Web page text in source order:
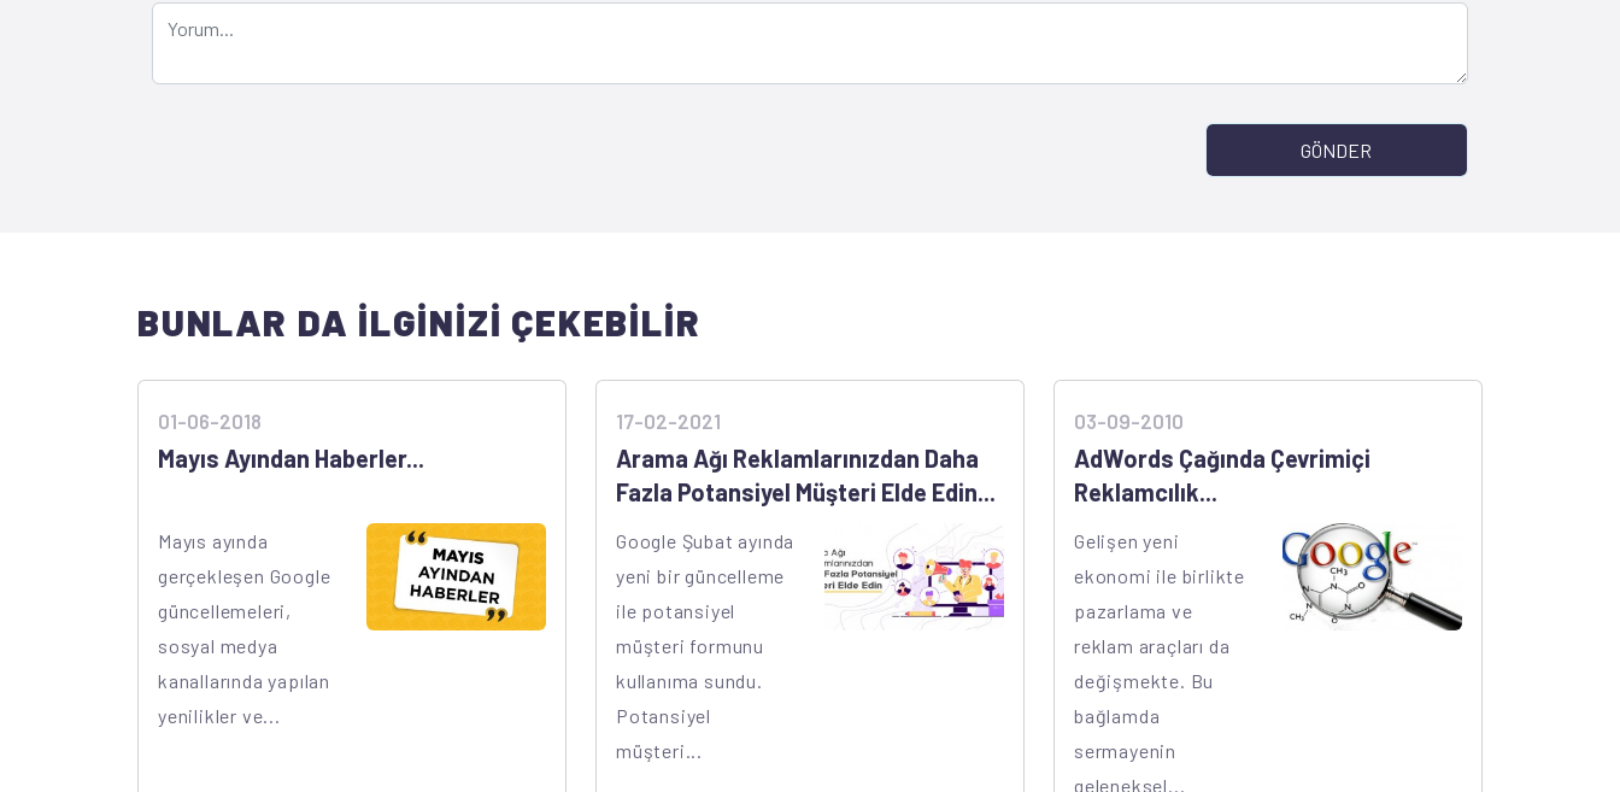
GÖNDER
BUNLAR DA İLGİNİZİ ÇEKEBİLİR
01-06-2018
Mayıs Ayından Haberler...
Mayıs ayında
gerçekleşen Google
güncellemeleri,
sosyal medya
kanallarında yapılan
yenilikler ve...
17-02-2021
Arama Ağı Reklamlarınızdan Daha
Fazla Potansiyel Müşteri Elde Edin...
Google Şubat ayında
yeni bir güncelleme
ile potansiyel
müşteri formunu
kullanıma sundu.
Potansiyel
müşteri...
03-09-2010
AdWords Çağında Çevrimiçi
Reklamcılık...
Gelişen yeni
ekonomi ile birlikte
pazarlama ve
reklam araçları da
değişmekte. Bu
bağlamda
sermayenin
geleneksel...